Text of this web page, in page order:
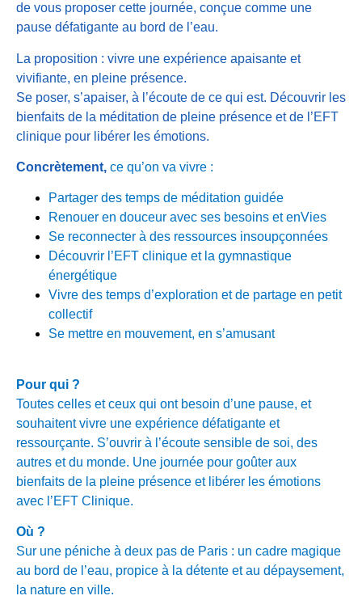
de vous proposer cette journée, conçue comme une
pause défatigante au bord de l’eau.
La proposition : vivre une expérience apaisante et
vivifiante, en pleine présence.
Se poser, s’apaiser, à l’écoute de ce qui est. Découvrir les
bienfaits de la méditation de pleine présence et de l’EFT
clinique pour libérer les émotions.
Concrètement, ce qu’on va vivre :
Partager des temps de méditation guidée
Renouer en douceur avec ses besoins et enVies
Se reconnecter à des ressources insoupçonnées
Découvrir l’EFT clinique et la gymnastique
énergétique
Vivre des temps d’exploration et de partage en petit
collectif
Se mettre en mouvement, en s’amusant
Pour qui ?
Toutes celles et ceux qui ont besoin d’une pause, et
souhaitent vivre une expérience défatigante et
ressourçante. S’ouvrir à l’écoute sensible de soi, des
autres et du monde. Une journée pour goûter aux
bienfaits de la pleine présence et libérer les émotions
avec l’EFT Clinique.
Où ?
Sur une péniche à deux pas de Paris : un cadre magique
au bord de l’eau, propice à la détente et au dépaysement,
la nature en ville.